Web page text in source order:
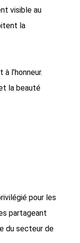
visible au
la
l’honneur.
la beauté
pour les
partageant
du secteur de